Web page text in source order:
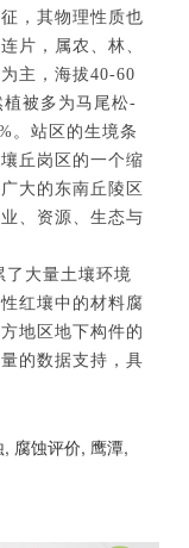
，其物理性质也
片，属农、林、
主，海拔40-60
植被多为马尾松-
。站区的生境条
丘岗区的一个缩
大的东南丘陵区
、资源、生态与
大量土壤环境
红壤中的材料腐
地区地下构件的
的数据支持，具
, 腐蚀评价, 鹰潭,